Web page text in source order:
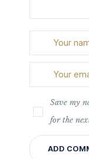
Save my
for the